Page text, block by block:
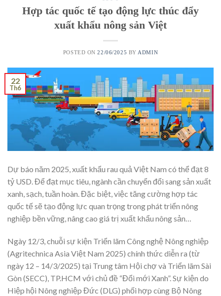
Hợp tác quốc tế tạo động lực thúc đẩy
xuất khẩu nông sản Việt
POSTED ON22/06/2025 BY ADMIN
22
Th6
Dự báo năm 2025, xuất khẩu rau quả Việt Nam có thể đạt 8
tỷ USD. Để đạt mục tiêu, ngành cần chuyển đổi sang sản xuất
xanh, sạch, tuần hoàn. Đặc biệt, việc tăng cường hợp tác
quốc tế sẽ tạo động lực quan trọng trong phát triển nông
nghiệp bền vững, nâng cao giá trị xuất khẩu nông sản…
Ngày 12/3, chuỗi sự kiện Triển lãm Công nghệ Nông nghiệp
(Agritechnica Asia Việt Nam 2025) chính thức diễn ra (từ
ngày 12 – 14/3/2025) tại Trung tâm Hội chợ và Triển lãm Sài
Gòn (SECC), TP.HCM với chủ đề “Đổi mới Xanh”. Sự kiện do
Hiệp hội Nông nghiệp Đức (DLG) phối hợp cùng Bộ Nông